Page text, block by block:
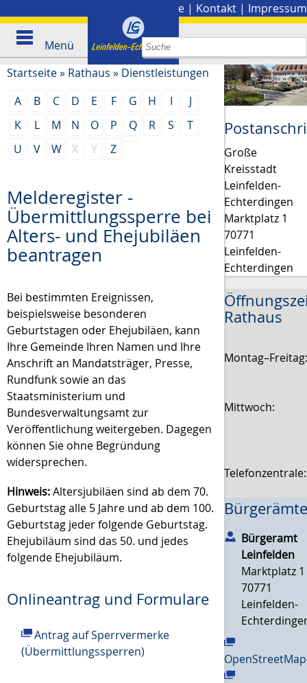
Presse | Kontakt | Impressum
Menü
Startseite» Rathaus » Dienstleistungen
A
B C D E F G H I
J
K
L M N O P Q R S
T
U
V W X Y Z
Melderegister -
Übermittlungssperre bei
Alters- und Ehejubiläen
beantragen
Bei bestimmten Ereignissen,
beispielsweise besonderen
Geburtstagen oder Ehejubiläen, kann
Ihre Gemeinde Ihren Namen und Ihre
Anschrift an Mandatsträger, Presse,
Rundfunk sowie an das
Staatsministerium und
Bundesverwaltungsamt zur
Veröffentlichung weitergeben. Dagegen
können Sie ohne Begründung
widersprechen.
Hinweis:Altersjubiläen sind ab dem 70.
Geburtstag alle 5 Jahre und ab dem 100.
Geburtstag jeder folgende Geburtstag.
Ehejubiläum sind das 50. und jedes
folgende Ehejubiläum.
Onlineantrag und Formulare
Antrag auf Sperrvermerke
(Übermittlungssperren)
Große
Kreisstadt
Leinfelden-
Echterdingen
Marktplatz 1
70771
Leinfelden-
Echterdingen
Rathaus
Mittwoch:
Bürgeramt
Leinfelden
Marktplatz 1
70771
Leinfelden-
OpenStreetMap